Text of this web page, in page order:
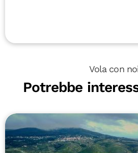
Vola con
Potrebbe